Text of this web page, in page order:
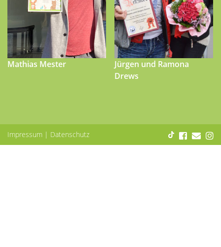
Mathias Mester
Jürgen und Ramona
Drews
Impressum | Datenschutz